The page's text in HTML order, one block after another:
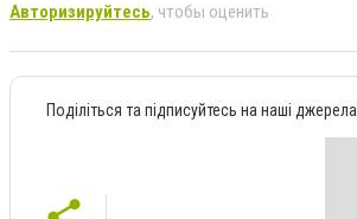
Авторизируйтесь, чтобы оценить
Поділіться та підписуйтесь на наші джерела